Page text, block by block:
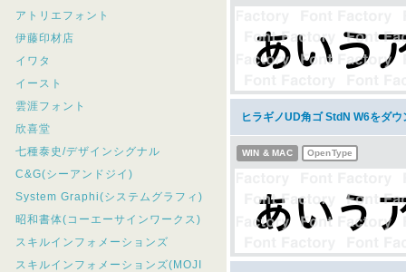
アトリエフォント
伊藤印材店
イワタ
イースト
雲涯フォント
欣喜堂
七種泰史/デザインシグナル
C&G(シーアンドジイ)
System Graphi(システムグラフィ)
昭和書体(コーエーサインワークス)
スキルインフォメーションズ
スキルインフォメーションズ(MOJI
ヒラギノUD角ゴ StdN W6をダウ
WIN & MAC OpenType